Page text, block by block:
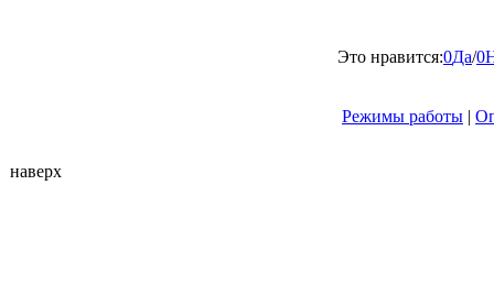
Это нравится:0Да/0
Режимы работы |
наверх